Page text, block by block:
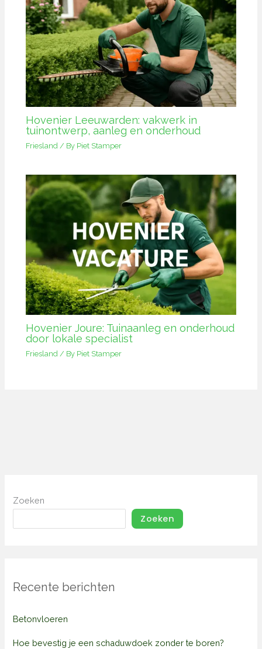
Hovenier Leeuwarden: vakwerk in
tuinontwerp, aanleg en onderhoud
Friesland / By Piet Stamper
Hovenier Joure: Tuinaanleg en onderhoud
door lokale specialist
Friesland / By Piet Stamper
Zoeken
Zoeken
Recente berichten
Betonvloeren
Hoe bevestig je een schaduwdoek zonder te boren?